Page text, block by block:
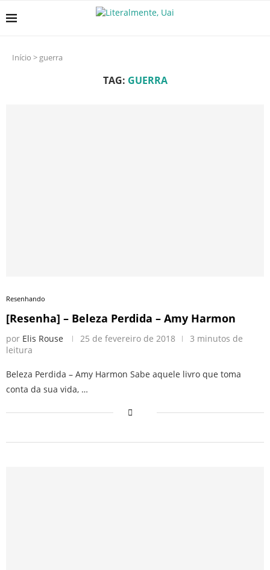
Início > guerra
TAG: GUERRA
Resenhando
[Resenha] – Beleza Perdida – Amy Harmon
por Elis Rouse 25 de fevereiro de 2018
3 minutos de
leitura
Beleza Perdida – Amy Harmon Sabe aquele livro que toma
conta da sua vida, …